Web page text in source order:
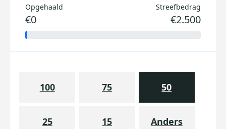
Opgehaald
€0
Streefbedrag
€2.500
100 75 50
25 15 Anders